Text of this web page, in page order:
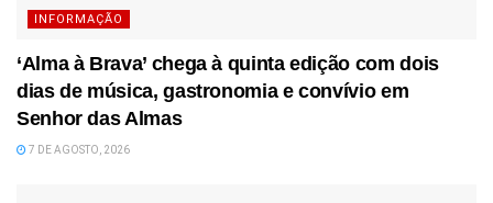
INFORMAÇÃO
‘Alma à Brava’ chega à quinta edição com dois
dias de música, gastronomia e convívio em
Senhor das Almas
7 DE AGOSTO, 2026